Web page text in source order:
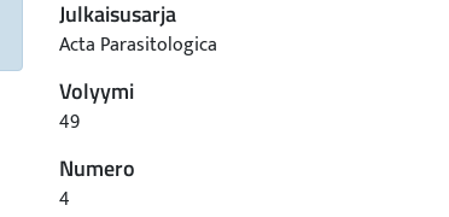
Julkaisusarja
Acta Parasitologica
Volyymi
49
Numero
4